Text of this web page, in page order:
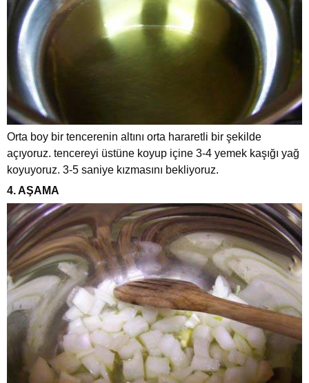
Orta boy bir tencerenin altını orta hararetli bir şekilde
açıyoruz. tencereyi üstüne koyup içine 3-4 yemek kaşığı yağ
koyuyoruz. 3-5 saniye kızmasını bekliyoruz.
4. AŞAMA